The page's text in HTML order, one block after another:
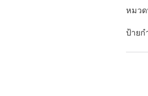
a
3
:
5
ชิ้น
หมว
ป้ายก